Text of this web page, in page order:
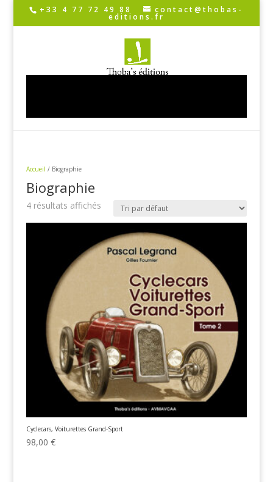
+33 4 77 72 49 88 contact@thobas-
editions.fr
Accueil / Biographie
Biographie
4 résultats affichés
Cyclecars, Voiturettes Grand-Sport
98,00 €